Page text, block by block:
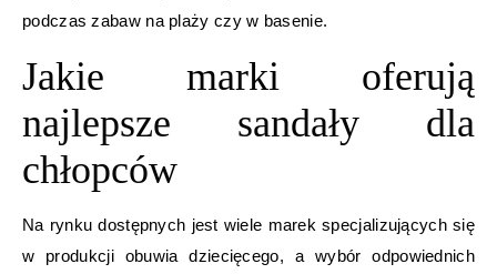
podczas zabaw na plaży czy w basenie.
Jakie marki oferują
najlepsze sandały dla
chłopców
Na rynku dostępnych jest wiele marek specjalizujących się
w produkcji obuwia dziecięcego, a wybór odpowiednich